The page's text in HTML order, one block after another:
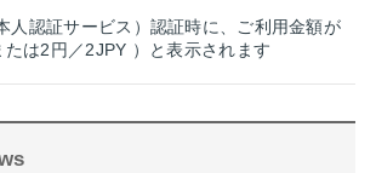
人認証サービス）認証時に、ご利用金額が
たは2円／2JPY ）と表示されます